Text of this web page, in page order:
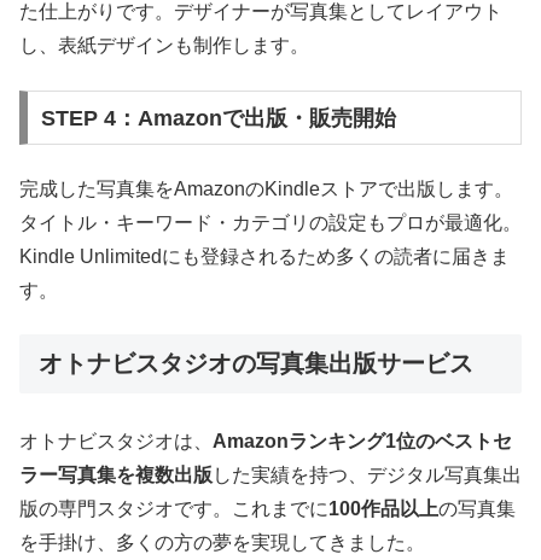
た仕上がりです。デザイナーが写真集としてレイアウト
し、表紙デザインも制作します。
STEP 4：Amazonで出版・販売開始
完成した写真集をAmazonのKindleストアで出版します。
タイトル・キーワード・カテゴリの設定もプロが最適化。
Kindle Unlimitedにも登録されるため多くの読者に届きま
す。
オトナビスタジオの写真集出版サービス
オトナビスタジオは、 Amazonランキング1位のベストセ
ラー写真集を複数出版 した実績を持つ、デジタル写真集出
版の専門スタジオです。これまでに100作品以上の写真集
を手掛け、多くの方の夢を実現してきました。